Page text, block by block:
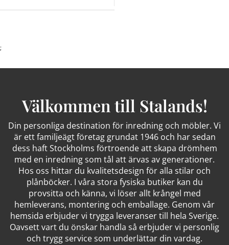
;
Välkommen till Stalands!
Din personliga destination för inredning och möbler. Vi
är ett familjeägt företag grundat 1946 och har sedan
dess haft Stockholms förtroende att skapa drömhem
med en inredning som tål att ärvas av generationer.
Hos oss hittar du kvalitetsdesign för alla stilar och
plånböcker. I våra stora fysiska butiker kan du
provsitta och känna, vi löser allt krångel med
hemleverans, montering och emballage. Genom vår
hemsida erbjuder vi trygga leveranser till hela Sverige.
Oavsett vart du önskar handla så erbjuder vi personlig
och trygg service som underlättar din vardag.